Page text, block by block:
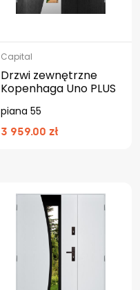
Capital
Drzwi zewnętrzne
Kopenhaga Uno PLUS
piana 55
3 959.00 zł